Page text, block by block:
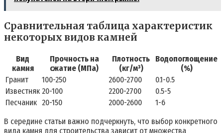
Сравнительная таблица характеристик
некоторых видов камней
Вид
камня
Прочность на
сжатие (МПа)
Плотность
(кг/м³)
Водопоглощение
(%)
Гранит
100-250 2600-2700
0.1-0.5
Известняк 20-100 2200-2700
0.5-5
Песчаник 20-150 2000-2600
1-6
В середине статьи важно подчеркнуть, что выбор конкретного
вида камня для строительства зависит от множества